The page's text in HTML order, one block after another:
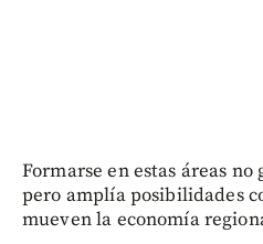
Formarse en estas áreas
pero amplía posibilidades
mueven la economía